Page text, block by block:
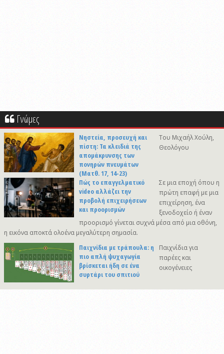
Γνώμες
Νηστεία, προσευχή και
πίστη: Τα κλειδιά της
απομάκρυνσης των
πονηρών πνευμάτων
(Ματθ. 17, 14-23)
Του Μιχαήλ Χούλη,
Θεολόγου
Πώς το επαγγελματικό
video αλλάζει την
προβολή επιχειρήσεων
και προορισμών
Σε μια εποχή όπου η
πρώτη επαφή με μια
επιχείρηση, ένα
ξενοδοχείο ή έναν
προορισμό γίνεται συχνά μέσα από μια οθόνη,
η εικόνα αποκτά ολοένα μεγαλύτερη σημασία.
Παιχνίδια με τράπουλα: η
πιο απλή ψυχαγωγία
βρίσκεται ήδη σε ένα
συρτάρι του σπιτιού
Παιχνίδια για
παρέες και
οικογένειες